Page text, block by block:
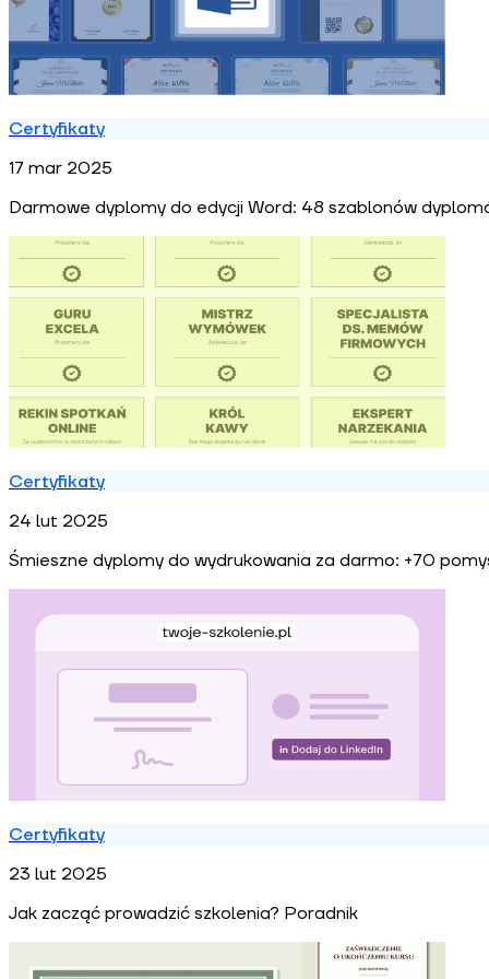
Certyfikaty
17 mar 2025
Darmowe dyplomy do edycji Word: 48 szablonów
Certyfikaty
24 lut 2025
Śmieszne dyplomy do wydrukowania za darmo: +70
Certyfikaty
23 lut 2025
Jak zacząć prowadzić szkolenia? Poradnik